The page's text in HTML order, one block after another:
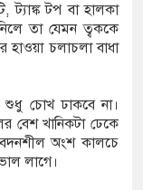
ট্যাঙ্ক টপ বা হালকা
তা যেমন ত্বককে
হাওয়া চলাচলা বাধা
চোখ ঢাকবে না।
বেশ খানিকটা ঢেকে
অংশ কালচে
লাগে।